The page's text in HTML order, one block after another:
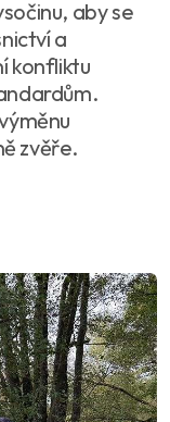
aby se
a
konfliktu
zvěře.